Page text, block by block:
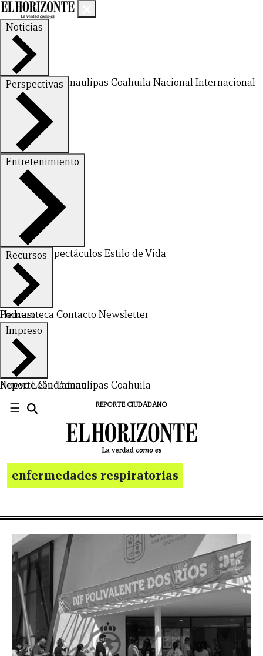
Noticias
Nuevo LeónTamaulipas Coahuila NacionalInternacional
Perspectivas
FinanzasOpinión
Entretenimiento
DeportesEspectáculos Estilo de Vida
Recursos
Hemeroteca Contacto Newsletter
Podcast
Impreso
Nuevo LeónTamaulipas Coahuila
Reporte Ciudadano
☰ REPORTE CIUDADANO
enfermedades respiratorias